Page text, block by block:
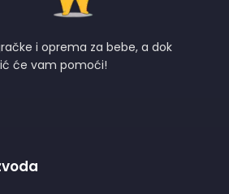
i oprema za bebe, a dok
će vam pomoći!